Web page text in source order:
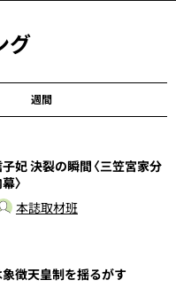
グ
週間
妃 決裂の瞬間〈三笠宮家分
〉
本誌取材班
徴天皇制を揺るがす